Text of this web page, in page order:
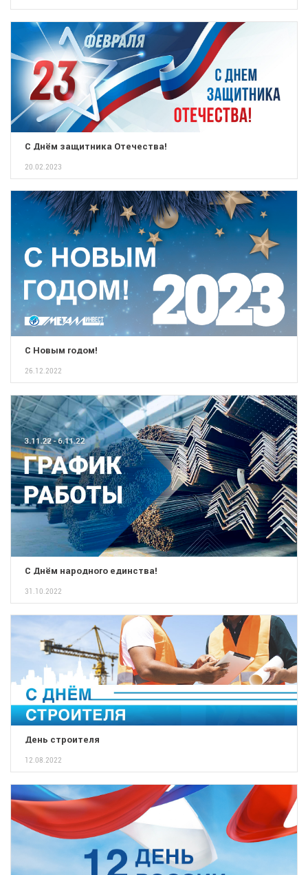
С Днём защитника Отечества!
20.02.2023
С Новым годом!
26.12.2022
С Днём народного единства!
31.10.2022
День строителя
12.08.2022